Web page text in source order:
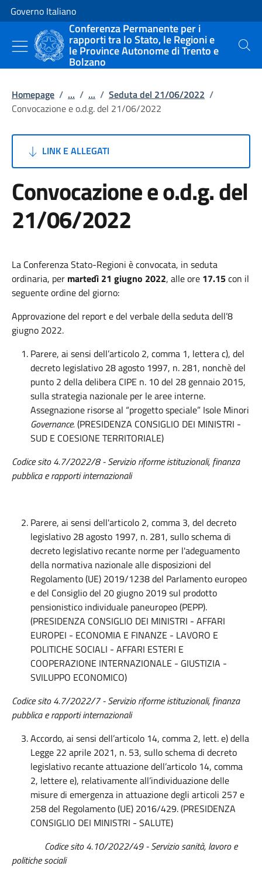
Vai al contenuto
Vai alla navigazione del sito
Governo Italiano
Conferenza Permanente per i
rapporti tra lo Stato, le Regioni e
le Province Autonome di Trento e
Bolzano
Cerca
Homepage / ... / ... / Seduta del 21/06/2022 /
Convocazione e o.d.g. del 21/06/2022
LINK E ALLEGATI
Convocazione e o.d.g. del
21/06/2022
La Conferenza Stato-Regioni è convocata, in seduta
ordinaria, per martedì 21 giugno 2022, alle ore 17.15con il
seguente ordine del giorno:
Approvazione del report e del verbale della seduta dell’8
giugno 2022.
Parere, ai sensi dell’articolo 2, comma 1, lettera c), del
decreto legislativo 28 agosto 1997, n. 281, nonchè del
punto 2 della delibera CIPE n. 10 del 28 gennaio 2015,
sulla strategia nazionale per le aree interne.
Assegnazione risorse al “progetto speciale” Isole Minori
Governance.(PRESIDENZA CONSIGLIO DEI MINISTRI -
SUD E COESIONE TERRITORIALE)
Codice sito 4.7/2022/8 - Servizio riforme istituzionali, finanza
pubblica e rapporti internazionali
Parere, ai sensi dell'articolo 2, comma 3, del decreto
legislativo 28 agosto 1997, n. 281, sullo schema di
decreto legislativo recante norme per l'adeguamento
della normativa nazionale alle disposizioni del
Regolamento (UE) 2019/1238 del Parlamento europeo
e del Consiglio del 20 giugno 2019 sul prodotto
pensionistico individuale paneuropeo (PEPP).
(PRESIDENZA CONSIGLIO DEI MINISTRI - AFFARI
EUROPEI - ECONOMIA E FINANZE - LAVORO E
POLITICHE SOCIALI - AFFARI ESTERI E
COOPERAZIONE INTERNAZIONALE - GIUSTIZIA -
SVILUPPO ECONOMICO)
Codice sito 4.7/2022/7 - Servizio riforme istituzionali, finanza
pubblica e rapporti internazionali
Accordo, ai sensi dell’articolo 14, comma 2, lett. e) della
Legge 22 aprile 2021, n. 53, sullo schema di decreto
legislativo recante attuazione dell’articolo 14, comma
2, lettere e), relativamente all’individuazione delle
misure di emergenza in attuazione degli articoli 257 e
258 del Regolamento (UE) 2016/429. (PRESIDENZA
CONSIGLIO DEI MINISTRI - SALUTE)
Codice sito 4.10/2022/49- Servizio sanità, lavoro e
politiche sociali